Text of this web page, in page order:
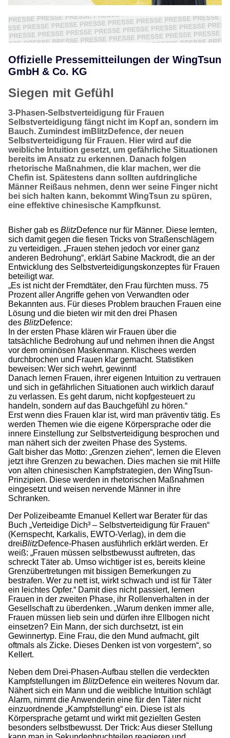
Offizielle Pressemitteilungen der WingTsun
GmbH & Co. KG
Siegen mit Gefühl
3-Phasen-Selbstverteidigung für Frauen
Selbstverteidigung fängt nicht im Kopf an, sondern im
Bauch. Zumindest imBlitzDefence, der neuen
Selbstverteidigung für Frauen. Hier wird auf die
weibliche Intuition gesetzt, um gefährliche Situationen
bereits im Ansatz zu erkennen. Danach folgen
rhetorische Maßnahmen, die klar machen, wer die
Chefin ist. Spätestens dann sollten aufdringliche
Männer Reißaus nehmen, denn wer seine Finger nicht
bei sich halten kann, bekommt WingTsun zu spüren,
eine effektive chinesische Kampfkunst.
Bisher gab es BlitzDefence nur für Männer. Diese lernten,
sich damit gegen die fiesen Tricks von Straßenschlägern
zu verteidigen. „Frauen stehen jedoch vor einer ganz
anderen Bedrohung“, erklärt Sabine Mackrodt, die an der
Entwicklung des Selbstverteidigungskonzeptes für Frauen
beteiligt war.
„Es ist nicht der Fremdtäter, den Frau fürchten muss. 75
Prozent aller Angriffe gehen von Verwandten oder
Bekannten aus. Für dieses Problem brauchen Frauen eine
Lösung und die bieten wir mit den drei Phasen
des BlitzDefence:
In der ersten Phase klären wir Frauen über die
tatsächliche Bedrohung auf und nehmen ihnen die Angst
vor dem ominösen Maskenmann. Klischees werden
durchbrochen und Frauen klar gemacht. Statistiken
beweisen: Wer sich wehrt, gewinnt!
Danach lernen Frauen, ihrer eigenen Intuition zu vertrauen
und sich in gefährlichen Situationen auch wirklich darauf
zu verlassen. Es geht darum, nicht kopfgesteuert zu
handeln, sondern auf das Bauchgefühl zu hören.“
Erst wenn dies Frauen klar ist, wird man präventiv tätig. Es
werden Themen wie die eigene Körpersprache oder die
innere Einstellung zur Selbstverteidigung besprochen und
man nähert sich der zweiten Phase des Systems.
Galt bisher das Motto: „Grenzen ziehen“, lernen die Eleven
jetzt ihre Grenzen zu bewachen. Dies machen sie mit Hilfe
von alten chinesischen Kampfstrategien, den WingTsun-
Prinzipien. Diese werden in rhetorischen Maßnahmen
eingesetzt und weisen nervende Männer in ihre
Schranken.
Der Polizeibeamte Emanuel Kellert war Berater für das
Buch „Verteidige Dich³ – Selbstverteidigung für Frauen“
(Kernspecht, Karkalis, EWTO-Verlag), in dem die
dreiBlitzDefence-Phasen ausführlich erklärt werden. Er
weiß: „Frauen müssen selbstbewusst auftreten, das
schreckt Täter ab. Umso wichtiger ist es, bereits kleine
Grenzübertretungen mit bissigen Bemerkungen zu
bestrafen. Wer zu nett ist, wirkt schwach und ist für Täter
ein leichtes Opfer.“ Damit dies nicht passiert, lernen
Frauen in der zweiten Phase, ihr Rollenverhalten in der
Gesellschaft zu überdenken. „Warum denken immer alle,
Frauen müssen lieb sein und dürfen ihre Ellbogen nicht
einsetzen? Ein Mann, der sich durchsetzt, ist ein
Gewinnertyp. Eine Frau, die den Mund aufmacht, gilt
oftmals als Zicke. Dieses Denken ist von vorgestern“, so
Kellert.
Neben dem Drei-Phasen-Aufbau stellen die verdeckten
Kampfstellungen im BlitzDefence ein weiteres Novum dar.
Nähert sich ein Mann und die weibliche Intuition schlägt
Alarm, nimmt die Anwenderin eine für den Täter nicht
einzuordnende „Kampfstellung“ ein. Diese ist als
Körpersprache getarnt und wirkt mit gezielten Gesten
besonders selbstbewusst. Der Trick: Aus dieser Stellung